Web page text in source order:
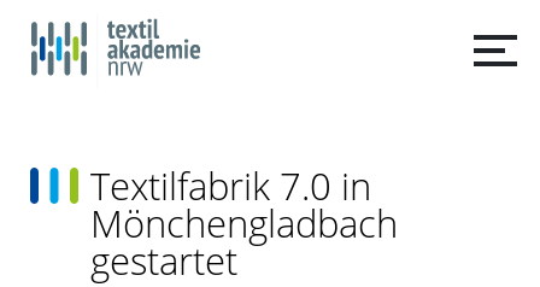
Textilfabrik 7.0 in
Mönchengladbach
gestartet